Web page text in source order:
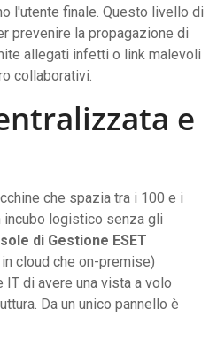
l'utente finale. Questo livello di
prevenire la propagazione di
allegati infetti o link malevoli
collaborativi.
e
che spazia tra i 100 e i
incubo logistico senza gli
di Gestione ESET
cloud che on-premise)
di avere una vista a volo
Da un unico pannello è